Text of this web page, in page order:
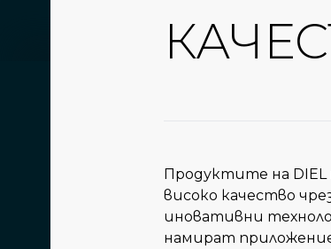
Продуктите на
високо качество
иновативни
намират